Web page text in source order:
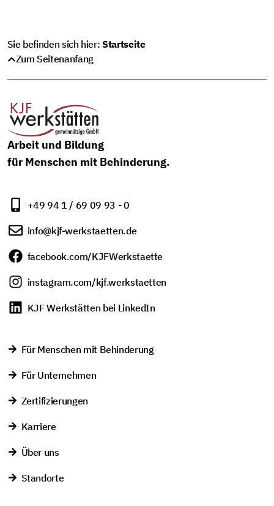
Sie befinden sich hier: Startseite
Zum Seitenanfang
Arbeit und Bildung
für Menschen mit Behinderung.
+49 94 1 / 69 09 93 - 0
info@kjf-werkstaetten.de
facebook.com/KJFWerkstaette
instagram.com/kjf.werkstaetten
KJF Werkstätten bei LinkedIn
Für Menschen mit Behinderung
Für Unternehmen
Zertifizierungen
Karriere
Über uns
Standorte